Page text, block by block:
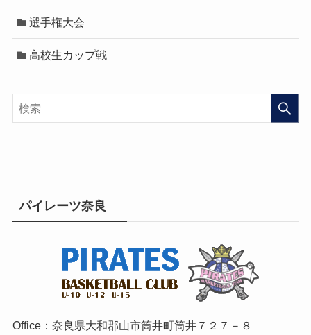
選手権大会
高校生カップ戦
パイレーツ奈良
Office：奈良県大和郡山市筒井町筒井７２７－８